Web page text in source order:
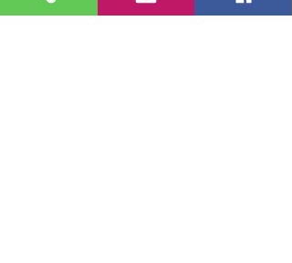
Post recenti Mostra tutti